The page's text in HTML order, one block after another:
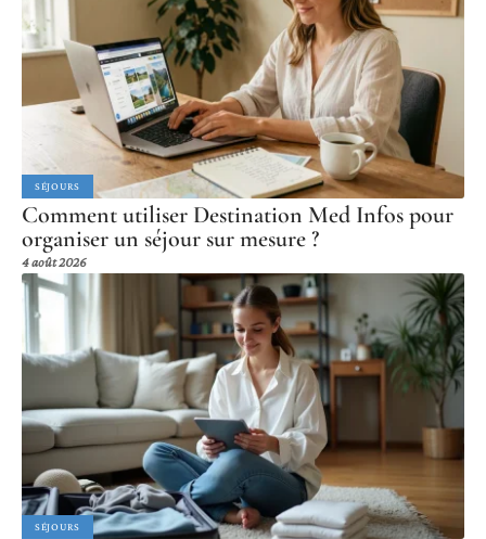
SÉJOURS
Comment utiliser Destination Med Infos pour
organiser un séjour sur mesure ?
4 août 2026
SÉJOURS